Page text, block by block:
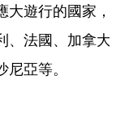
大遊行的國家，
、法國、加拿大
亞等。